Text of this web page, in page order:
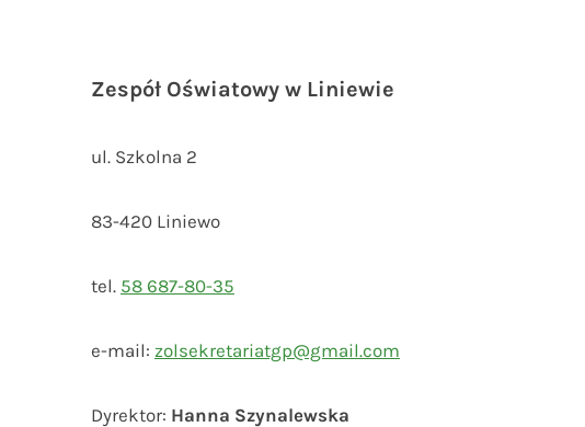
Zespół Oświatowy w Liniewie
ul. Szkolna 2
83-420 Liniewo
tel. 58 687-80-35
e-mail: zolsekretariatgp@gmail.com
Dyrektor: Hanna Szynalewska